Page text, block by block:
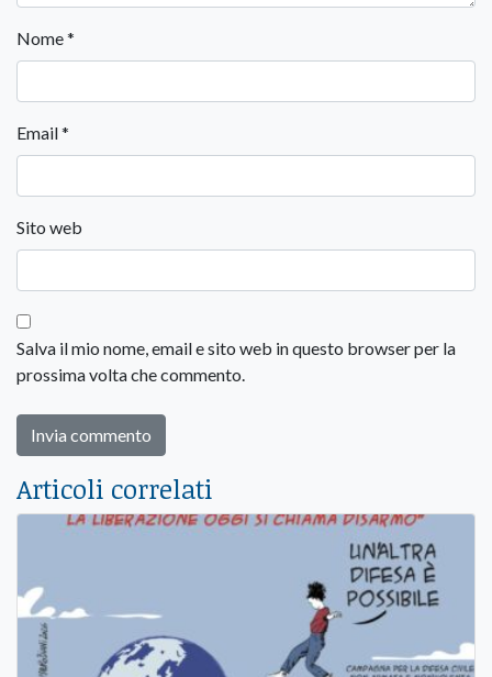
Nome*
Email*
Sito web
Salva il mio nome, email e sito web in questo browser per la
prossima volta che commento.
Articoli correlati